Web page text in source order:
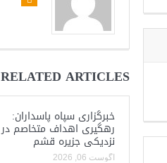
RELATED ARTICLES
خبرگزاری سپاه پاسداران:
رهگیری اهداف متخاصم در
نزدیکی جزیره قشم
آگوست 06, 2026